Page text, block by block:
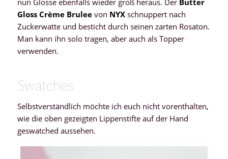
nun Glosse ebenfalls wieder groß heraus. Der Butter
Gloss Crème Bruleevon NYXschnuppert nach
Zuckerwatte und besticht durch seinen zarten Rosaton.
Man kann ihn solo tragen, aber auch als Topper
verwenden.
Swatches
Selbstverständlich möchte ich euch nicht vorenthalten,
wie die oben gezeigten Lippenstifte auf der Hand
geswatched aussehen.